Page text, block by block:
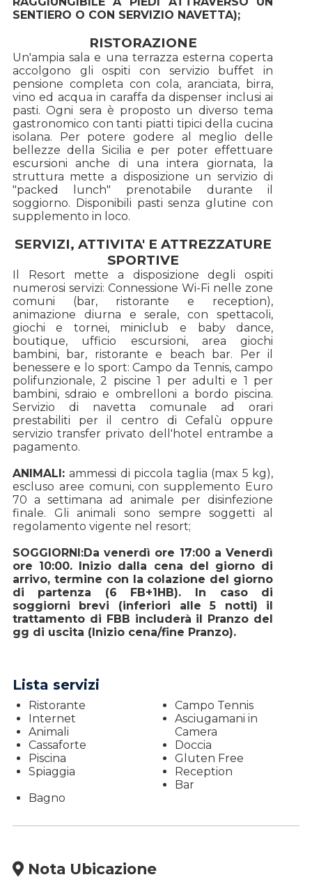
SENTIERO O CON SERVIZIO NAVETTA);
RISTORAZIONE
Un'ampia sala e una terrazza esterna coperta
accolgono gli ospiti con servizio buffet in
pensione completa con cola, aranciata, birra,
vino ed acqua in caraffa da dispenser inclusi ai
pasti. Ogni sera è proposto un diverso tema
gastronomico con tanti piatti tipici della cucina
isolana. Per potere godere al meglio delle
bellezze della Sicilia e per poter effettuare
escursioni anche di una intera giornata, la
struttura mette a disposizione un servizio di
"packed lunch" prenotabile durante il
soggiorno. Disponibili pasti senza glutine con
supplemento in loco.
SERVIZI, ATTIVITA' E ATTREZZATURE
SPORTIVE
Il Resort mette a disposizione degli ospiti
numerosi servizi: Connessione Wi-Fi nelle zone
comuni (bar, ristorante e reception),
animazione diurna e serale, con spettacoli,
giochi e tornei, miniclub e baby dance,
boutique, ufficio escursioni, area giochi
bambini, bar, ristorante e beach bar. Per il
benessere e lo sport: Campo da Tennis, campo
polifunzionale, 2 piscine 1 per adulti e 1 per
bambini, sdraio e ombrelloni a bordo piscina.
Servizio di navetta comunale ad orari
prestabiliti per il centro di Cefalù oppure
servizio transfer privato dell'hotel entrambe a
pagamento.
ANIMALI:ammessi di piccola taglia (max 5 kg),
escluso aree comuni, con supplemento Euro
70 a settimana ad animale per disinfezione
finale. Gli animali sono sempre soggetti al
regolamento vigente nel resort;
SOGGIORNI:Da venerdì ore 17:00 a Venerdì
ore 10:00. Inizio dalla cena del giorno di
arrivo, termine con la colazione del giorno
di partenza (6 FB+1HB). In caso di
soggiorni brevi (inferiori alle 5 notti) il
trattamento di FBB includerà il Pranzo del
gg di uscita (Inizio cena/fine Pranzo).
Lista servizi
Ristorante
Internet
Animali
Cassaforte
Piscina
Spiaggia
Campo Tennis
Asciugamani in
Camera
Doccia
Gluten Free
Reception
Bar
Bagno
Nota Ubicazione